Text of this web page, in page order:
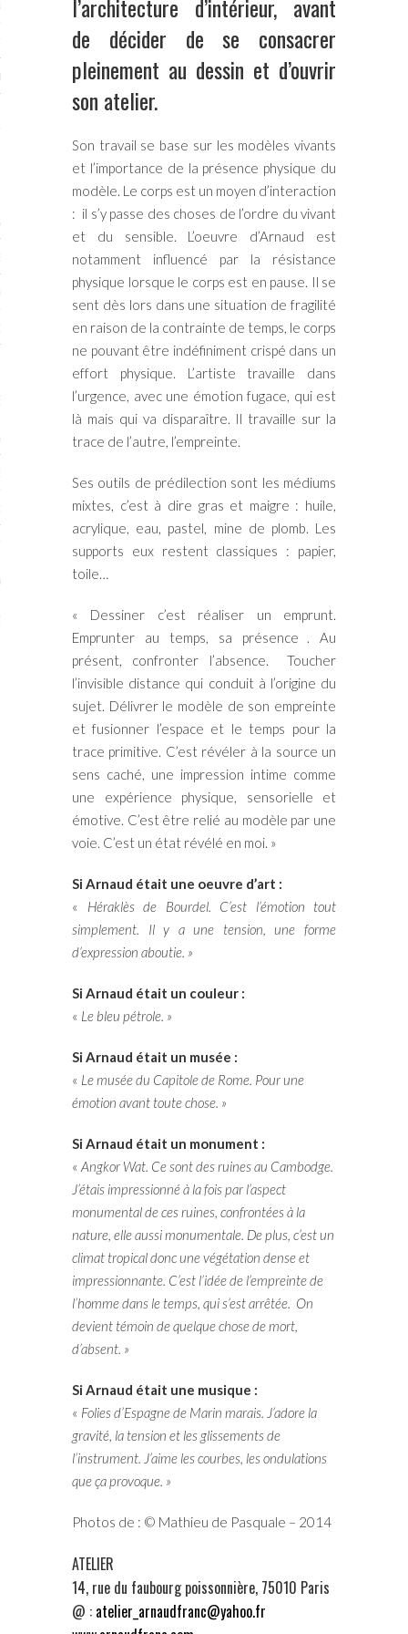
2017
MURS 2017-2018
2016
PARISARTISTES # 2016
PARISARTISTES # 2015
DON
l’architecture d’intérieur, avant
de décider de se consacrer
pleinement au dessin et d’ouvrir
son atelier.
Son travail se base sur les modèles vivants
et l’importance de la présence physique du
modèle. Le corps est un moyen d’interaction
: il s’y passe des choses de l’ordre du vivant
et du sensible. L’oeuvre d’Arnaud est
notamment influencé par la résistance
physique lorsque le corps est en pause. Il se
sent dès lors dans une situation de fragilité
en raison de la contrainte de temps, le corps
ne pouvant être indéfiniment crispé dans un
effort physique. L’artiste travaille dans
l’urgence, avec une émotion fugace, qui est
là mais qui va disparaître. Il travaille sur la
trace de l’autre, l’empreinte.
Ses outils de prédilection sont les médiums
mixtes, c’est à dire gras et maigre : huile,
acrylique, eau, pastel, mine de plomb. Les
supports eux restent classiques : papier,
toile…
« Dessiner c’est réaliser un emprunt.
Emprunter au temps, sa présence . Au
présent, confronter l’absence. Toucher
l’invisible distance qui conduit à l’origine du
sujet. Délivrer le modèle de son empreinte
et fusionner l’espace et le temps pour la
trace primitive. C’est révéler à la source un
sens caché, une impression intime comme
une expérience physique, sensorielle et
émotive. C’est être relié au modèle par une
voie. C’est un état révélé en moi. »
Si Arnaud était une oeuvre d’art :
« Héraklès de Bourdel. C’est l’émotion tout
simplement. Il y a une tension, une forme
d’expression aboutie. »
Si Arnaud était un couleur :
« Le bleu pétrole. »
Si Arnaud était un musée :
« Le musée du Capitole de Rome. Pour une
émotion avant toute chose. »
Si Arnaud était un monument :
« Angkor Wat. Ce sont des ruines au Cambodge.
J’étais impressionné à la fois par l’aspect
monumental de ces ruines, confrontées à la
nature, elle aussi monumentale. De plus, c’est un
climat tropical donc une végétation dense et
impressionnante. C’est l’idée de l’empreinte de
l’homme dans le temps, qui s’est arrêtée. On
devient témoin de quelque chose de mort,
d’absent. »
Si Arnaud était une musique :
« Folies d’Espagne de Marin marais. J’adore la
gravité, la tension et les glissements de
l’instrument. J’aime les courbes, les ondulations
que ça provoque. »
Photos de : © Mathieu de Pasquale – 2014
ATELIER
14, rue du faubourg poissonnière, 75010 Paris
@ : atelier_arnaudfranc@yahoo.fr